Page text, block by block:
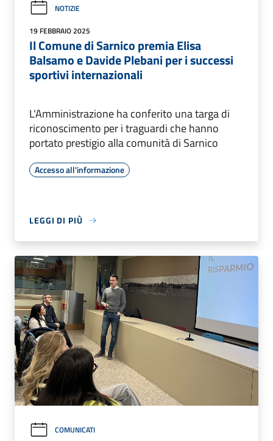
NOTIZIE
19 FEBBRAIO 2025
Il Comune di Sarnico premia Elisa
Balsamo e Davide Plebani per i successi
sportivi internazionali
L'Amministrazione ha conferito una targa di
riconoscimento per i traguardi che hanno
portato prestigio alla comunità di Sarnico
Accesso all'informazione
LEGGI DI PIÙ
COMUNICATI